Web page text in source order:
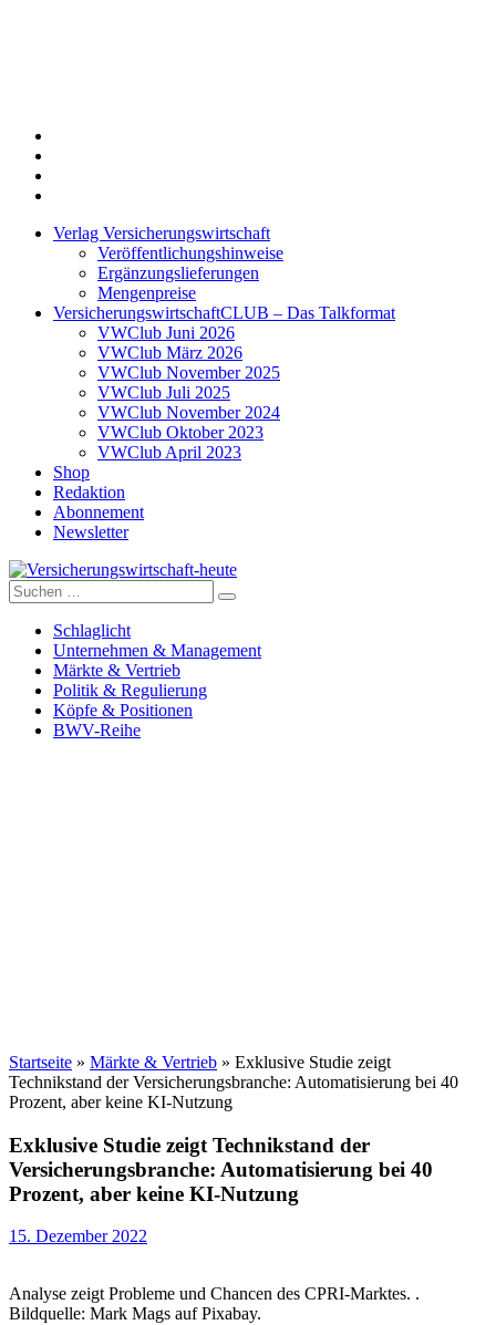
Verlag Versicherungswirtschaft
Veröffentlichungshinweise
Ergänzungslieferungen
Mengenpreise
VersicherungswirtschaftCLUB – Das Talkformat
VWClub Juni 2026
VWClub März 2026
VWClub November 2025
VWClub Juli 2025
VWClub November 2024
VWClub Oktober 2023
VWClub April 2023
Shop
Redaktion
Abonnement
Newsletter
Versicherungswirtschaft-heute
Suche
nach:
Schlaglicht
Unternehmen & Management
Märkte & Vertrieb
Politik & Regulierung
Köpfe & Positionen
BWV-Reihe
Startseite » Märkte & Vertrieb » Exklusive Studie zeigt
Technikstand der Versicherungsbranche: Automatisierung bei 40
Prozent, aber keine KI-Nutzung
Exklusive Studie zeigt Technikstand der
Versicherungsbranche: Automatisierung bei 40
Prozent, aber keine KI-Nutzung
15. Dezember 2022
Analyse zeigt Probleme und Chancen des CPRI-Marktes. .
Bildquelle: Mark Mags auf Pixabay.